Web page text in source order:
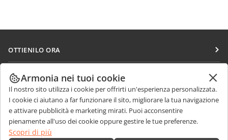
OTTIENILO ORA
Docs
DocSpace
Workspace
Connettori
App desktop
COLLABORA
Per i contributori
Per i traduttori
Per gli influencer
RICEVI NOTIZIE
Blog
RICEVI AIUTO
Armonia nei tuoi cookie
Il nostro sito utilizza i cookie per offrirti un'esperienza personalizzata.
I cookie ci aiutano a far funzionare il sito, migliorare la tua navigazione
e attivare pubblicità e marketing mirati. Puoi acconsentire
pienamente all'uso dei cookie oppure gestire le tue preferenze.
Scopri di più